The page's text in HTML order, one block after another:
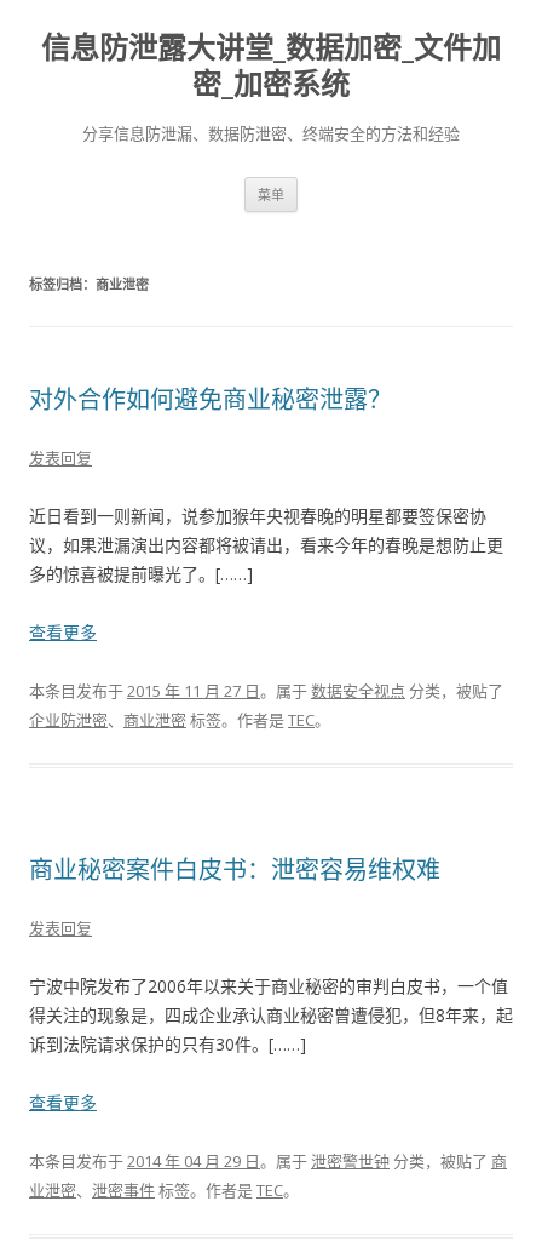
信息防泄露大讲堂_数据加密_文件加
密_加密系统
分享信息防泄漏、数据防泄密、终端安全的方法和经验
菜单
标签归档： 商业泄密
对外合作如何避免商业秘密泄露？
发表回复
近日看到一则新闻，说参加猴年央视春晚的明星都要签保密协
议，如果泄漏演出内容都将被请出，看来今年的春晚是想防止更
多的惊喜被提前曝光了。[……]
查看更多
本条目发布于2015 年 11 月 27 日。属于数据安全视点 分类，被贴了
企业防泄密、 商业泄密标签。 作者是TEC。
商业秘密案件白皮书：泄密容易维权难
发表回复
宁波中院发布了2006年以来关于商业秘密的审判白皮书，一个值
得关注的现象是，四成企业承认商业秘密曾遭侵犯，但8年来，起
诉到法院请求保护的只有30件。[……]
查看更多
本条目发布于2014 年 04 月 29 日。属于泄密警世钟 分类，被贴了 商
业泄密、 泄密事件标签。 作者是TEC。